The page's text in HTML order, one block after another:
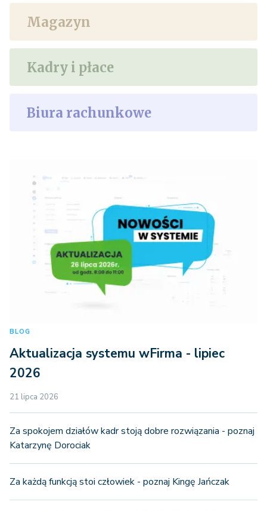
Magazyn
Kadry i płace
Biura rachunkowe
BLOG
Aktualizacja systemu wFirma - lipiec
2026
21 lipca 2026
Za spokojem działów kadr stoją dobre rozwiązania - poznaj
Katarzynę Dorociak
Za każdą funkcją stoi człowiek - poznaj Kingę Jańczak